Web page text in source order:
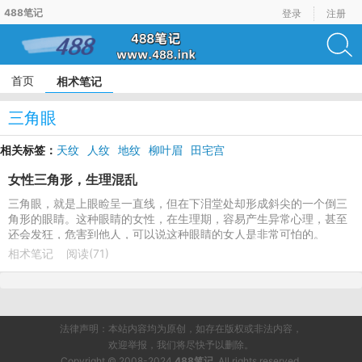
488笔记 登录 注册
首页 相术笔记
三角眼
相关标签： 天纹 人纹 地纹 柳叶眉 田宅宫
女性三角形，生理混乱
三角眼，就是上眼睑呈一直线，但在下泪堂处却形成斜尖的一个倒三
角形的眼睛。这种眼睛的女性，在生理期，容易产生异常心理，甚至
还会发狂，危害到他人，可以说这种眼睛的女人是非常可怕的。
相术笔记
阅读(71)
法律声明：本站内容均为原创，如存在版权或非法内容，
欢迎举报，我们将尽快予以删除。